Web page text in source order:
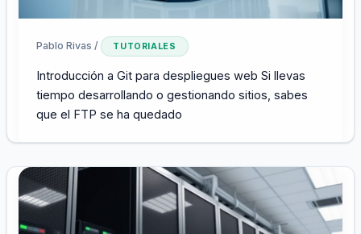
Pablo Rivas/ TUTORIALES
Introducción a Git para despliegues web Si llevas
tiempo desarrollando o gestionando sitios, sabes
que el FTP se ha quedado